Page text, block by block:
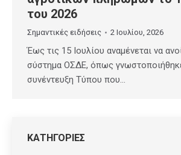
του 2026
Σημαντικές ειδήσεις 2 Ιουλίου, 2026
Έως τις 15 Ιουλίου αναμένεται να
σύστημα ΟΣΔΕ, όπως
συνέντευξη Τύπου που…
ΚΑΤΗΓΟΡΙΕΣ